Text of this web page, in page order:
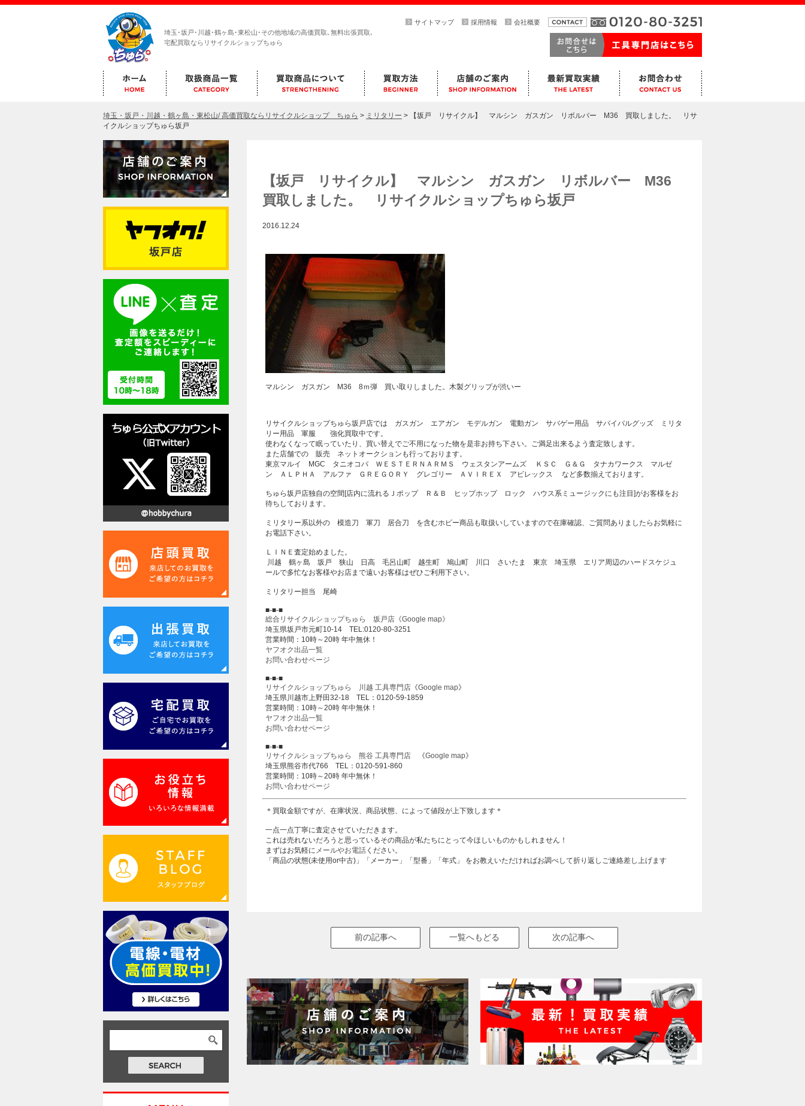
埼玉･坂戸･川越･鶴ヶ島･東松山･その他地域の高価買取､無料出張買取､
宅配買取ならリサイクルショップちゅら
サイトマップ 採用情報 会社概要
埼玉・坂戸・川越・鶴ヶ島・東松山/ 高価買取ならリサイクルショップ ちゅら > ミリタリー >
【坂戸 リサイクル】 マルシン ガスガン リボルバー M36 買取しました。 リサ
イクルショップちゅら坂戸
【坂戸 リサイクル】 マルシン ガスガン リボルバー M36
買取しました。 リサイクルショップちゅら坂戸
2016.12.24
マルシン ガスガン M36 8ｍ弾 買い取りしました。木製グリップが渋いー
リサイクルショップちゅら坂戸店では ガスガン エアガン モデルガン 電動ガン サバゲー用品 サバイバルグッズ ミリタ
リー用品 軍服 強化買取中です。
使わなくなって眠っていたり、買い替えでご不用になった物を是非お持ち下さい。ご満足出来るよう査定致します。
また店舗での 販売 ネットオークションも行っております。
東京マルイ MGC タニオコバ ＷＥＳＴＥＲＮＡＲＭＳ ウェスタンアームズ ＫＳＣ Ｇ＆Ｇ タナカワークス マルゼ
ン ＡＬＰＨＡ アルファ ＧＲＥＧＯＲＹ グレゴリー ＡＶＩＲＥＸ アビレックス など多数揃えております。
ちゅら坂戸店独自の空間[店内に流れるＪポップ Ｒ＆Ｂ ヒップホップ ロック ハウス系ミュージックにも注目]がお客様をお
待ちしております。
ミリタリー系以外の 模造刀 軍刀 居合刀 を含むホビー商品も取扱いしていますので在庫確認、ご質問ありましたらお気軽に
お電話下さい。
ＬＩＮＥ査定始めました。
川越 鶴ヶ島 坂戸 狭山 日高 毛呂山町 越生町 鳩山町 川口 さいたま 東京 埼玉県 エリア周辺のハードスケジュ
ールで多忙なお客様やお店まで遠いお客様はぜひご利用下さい。
ミリタリー担当 尾崎
■-■-■
総合リサイクルショップちゅら 坂戸店 《Google map》
埼玉県坂戸市元町10-14 TEL:0120-80-3251
営業時間：10時～20時 年中無休！
ヤフオク出品一覧
お問い合わせページ
■-■-■
リサイクルショップちゅら 川越 工具専門店 《Google map》
埼玉県川越市上野田32-18 TEL：0120-59-1859
営業時間：10時～20時 年中無休！
ヤフオク出品一覧
お問い合わせページ
■-■-■
リサイクルショップちゅら 熊谷 工具専門店 《Google map》
埼玉県熊谷市代766 TEL：0120-591-860
営業時間：10時～20時 年中無休！
お問い合わせページ
＊買取金額ですが、在庫状況、商品状態、によって値段が上下致します＊
一点一点丁寧に査定させていただきます。
これは売れないだろうと思っているその商品が私たちにとって今ほしいものかもしれません！
まずはお気軽に メールやお電話 ください。
「商品の状態(未使用or中古)」「メーカー」「型番」「年式」 をお教えいただければお調べして折り返しご連絡差し上げます
前の記事へ 次の記事へ
一覧へもどる